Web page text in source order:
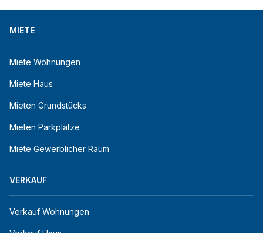
MIETE
Miete Wohnungen
Miete Haus
Mieten Grundstücks
Mieten Parkplätze
Miete Gewerblicher Raum
VERKAUF
Verkauf Wohnungen